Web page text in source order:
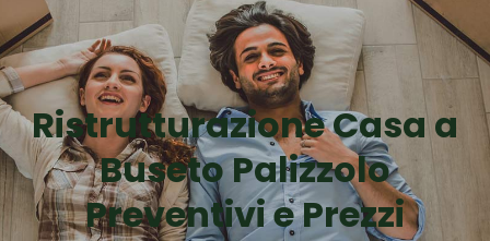
Ristrutturazione Casa a
Buseto Palizzolo
Preventivi e Prezzi